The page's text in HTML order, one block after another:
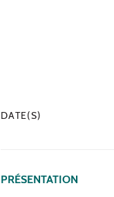
DATE(S)
PRÉSENTATION